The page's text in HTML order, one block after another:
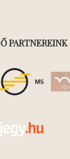
PARTNEREINK